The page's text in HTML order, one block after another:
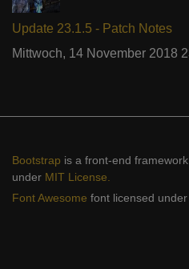
Update 23.1.5 - Patch Notes
Mittwoch, 14 November 2018
Bootstrap is a front-end
under MIT License.
Font Awesome font licensed under